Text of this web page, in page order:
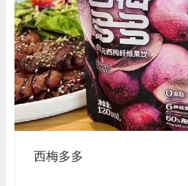
西梅多多